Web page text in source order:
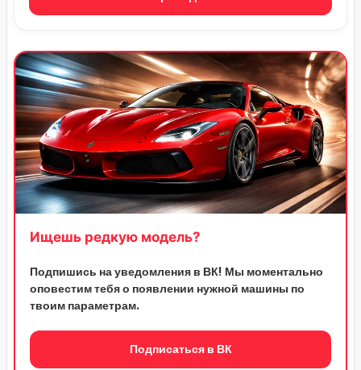
Ищешь редкую модель?
Подпишись на уведомления в ВК! Мы моментально
оповестим тебя о появлении нужной машины по
твоим параметрам.
Подписаться в ВК